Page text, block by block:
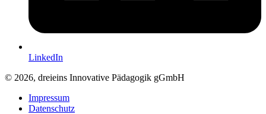
LinkedIn
© 2026, dreieins Innovative Pädagogik gGmbH
Impressum
Datenschutz